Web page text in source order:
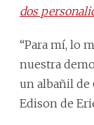
dos
“Para mí, lo
nuestra
un albañil de
Edison de